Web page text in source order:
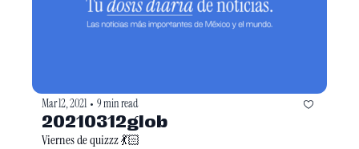
Mar 12, 2021 • 9 min read
20210312glob
Viernes de quizzz 💃🏻